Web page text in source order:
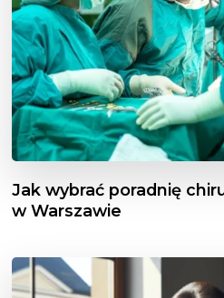
Jak wybrać poradnię
w Warszawie